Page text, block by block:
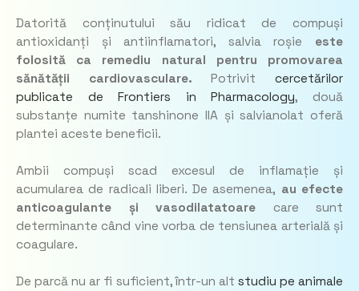
Datorită conținutului său ridicat de compuși
antioxidanți și antiinflamatori, salvia roșie este
folosită ca remediu natural pentru promovarea
sănătății cardiovasculare. Potrivitcercetărilor
publicate deFrontiers in Pharmacology, două
substanțe numite tanshinone IIA șisalvianolat oferă
plantei aceste beneficii.
Ambii compuși scad excesul de inflamație și
acumularea de radicali liberi. De asemenea, au efecte
anticoagulante și vasodilatatoare care sunt
determinante când vine vorba de tensiunea arterială și
coagulare.
De parcă nu ar fi suficient, într-un alt studiu pe animale